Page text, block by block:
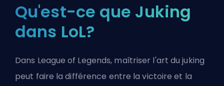
Qu'est-ce que Juking
dans LoL?
Dans League of Legends, maîtriser l'art du juking
peut faire la différence entre la victoire et la